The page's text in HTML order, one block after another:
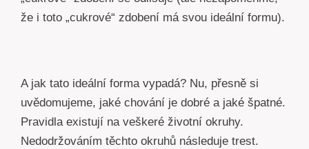
že i toto „cukrové“ zdobení má svou ideální formu).
A jak tato ideální forma vypadá? Nu, přesně si
uvědomujeme, jaké chování je dobré a jaké špatné.
Pravidla existují na veškeré životní okruhy.
Nedodržováním těchto okruhů následuje trest.